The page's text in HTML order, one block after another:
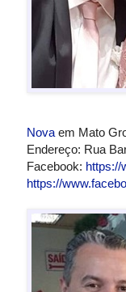
Nova em Mato
Endereço: Rua
Facebook: https://
https://